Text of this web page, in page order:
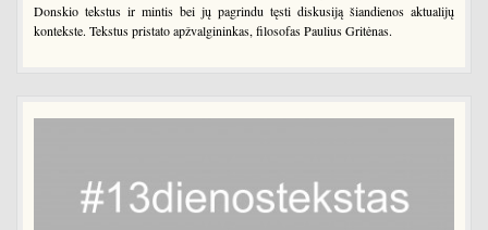
Donskio tekstus ir mintis bei jų pagrindu tęsti diskusiją šiandienos aktualijų
kontekste. Tekstus pristato apžvalgininkas, filosofas Paulius Gritėnas.